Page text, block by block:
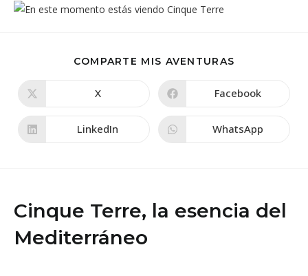
COMPARTE MIS AVENTURAS
CONTENIDO
una
nueva
X Se
una
nueva
Facebook
Se
LinkedIn Se
WhatsApp
Cinque Terre, la esencia del
Mediterráneo